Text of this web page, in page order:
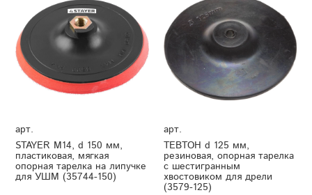
арт.
STAYER М14, d 150 мм,
пластиковая, мягкая
опорная тарелка на липучке
для УШМ (35744-150)
арт.
ТЕВТОН d 125 мм,
резиновая, опорная тарелка
с шестигранным
хвостовиком для дрели
(3579-125)